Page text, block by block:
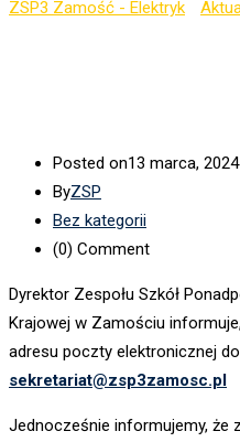
ZSP3 Zamość - Elektryk
Posted on13 marca, 2024
ByZSP
Bez kategorii
(0) Comment
Dyrektor Zespołu Szkół
Krajowej w Zamościu
adresu poczty elektronicznej
sekretariat@zsp3zamosc.pl
Jednocześnie informujemy, że